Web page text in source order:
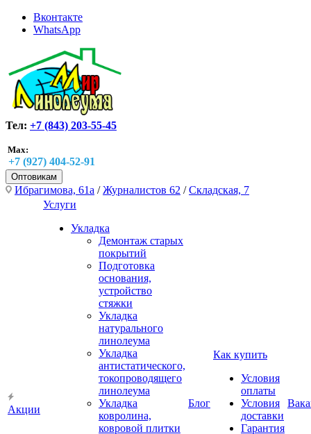
Вконтакте
WhatsApp
Тел: +7 (843) 203-55-45
Max:
+7 (927) 404-52-91
Оптовикам
Ибрагимова, 61а /Журналистов 62 /Складская, 7
Акции
Услуги
Укладка
Демонтаж старых
покрытий
Подготовка
основания,
устройство
стяжки
Укладка
натурального
линолеума
Укладка
антистатического,
токопроводящего
линолеума
Укладка
ковролина,
ковровой плитки
Блог
Как купить
Условия
оплаты
Условия
доставки
Гарантия